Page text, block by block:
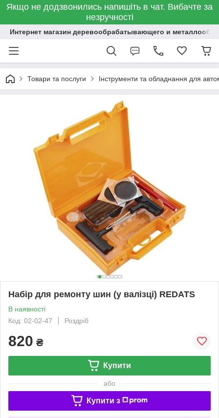
Якщо не додзвонились напишіть в чат. Вибачте за
незручності
Интернет магазин деревообрабатывающего и
Товари та послуги Інструменти та обладнання для
Набір для ремонту шин (у валізці) REDATS
В наявності
Код: 02-02-47
Роздріб
820 ₴
Купити
або
Купити з